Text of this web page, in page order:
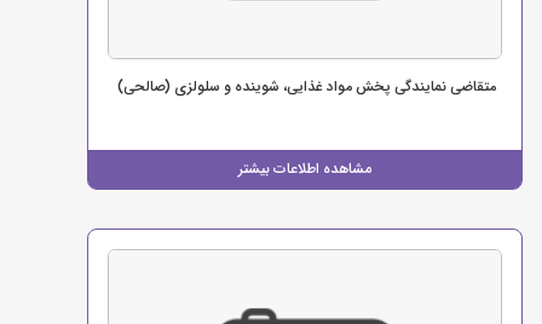
مشاهده اطلاعات بیشتر
متقاضی نمایندگی پخش مواد غذایی، شوینده و سلولزی (صالحی)